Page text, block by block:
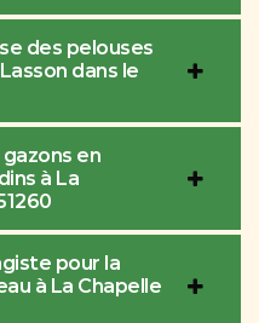
des pelouses
dans le
en
à La
pour la
à La Chapelle